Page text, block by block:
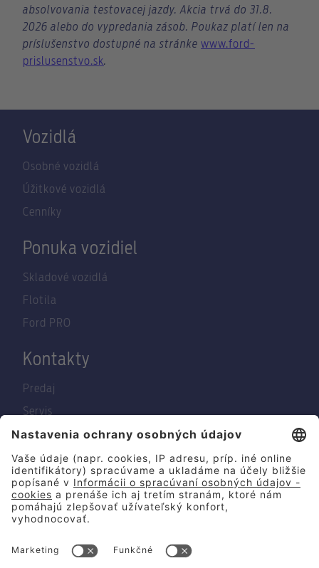
absolvovania testovacej jazdy. Akcia trvá do 31.8.
2026 alebo do vypredania zásob. Poukaz platí len na
príslušenstvo dostupné na stránke www.ford-
prislusenstvo.sk.
Vozidlá
Osobné vozidlá
Úžitkové vozidlá
Cenníky
Ponuka vozidiel
Skladové vozidlá
Flotila
Ford PRO
Kontakty
Predaj
Servis
O nás
© 2026 Summit Motors Slovakia